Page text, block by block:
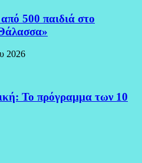
500 παιδιά στο
2026
Το πρόγραμμα των 10